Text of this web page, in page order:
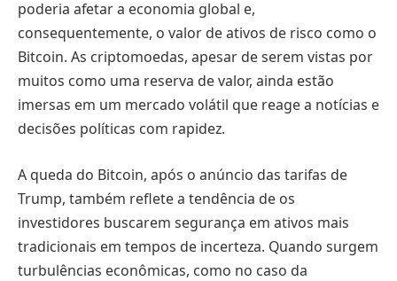
poderia afetar a economia global e,
consequentemente, o valor de ativos de risco como o
Bitcoin. As criptomoedas, apesar de serem vistas por
muitos como uma reserva de valor, ainda estão
imersas em um mercado volátil que reage a notícias e
decisões políticas com rapidez.
A queda do Bitcoin, após o anúncio das tarifas de
Trump, também reflete a tendência de os
investidores buscarem segurança em ativos mais
tradicionais em tempos de incerteza. Quando surgem
turbulências econômicas, como no caso da